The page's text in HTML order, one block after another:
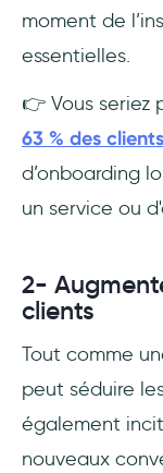
moment de
essentielles.
👉 Vous seriez
63 % des clients
d’onboarding
un service ou
2-
clients
Tout comme
peut séduire
également
nouveaux